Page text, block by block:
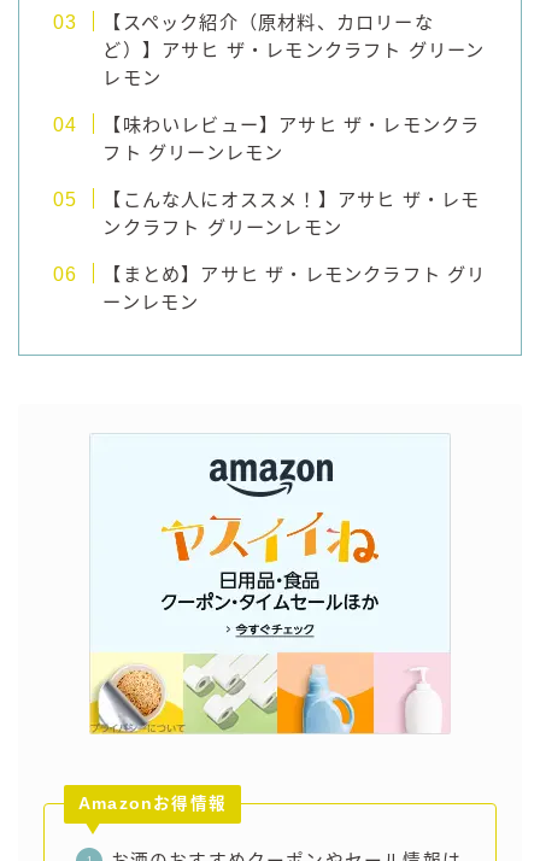
【スペック紹介（原材料、カロリーな
ど）】アサヒ ザ・レモンクラフト グリーン
レモン
【味わいレビュー】アサヒ ザ・レモンクラ
フト グリーンレモン
【こんな人にオススメ！】アサヒ ザ・レモ
ンクラフト グリーンレモン
【まとめ】アサヒ ザ・レモンクラフト グリ
ーンレモン
Amazonお得情報